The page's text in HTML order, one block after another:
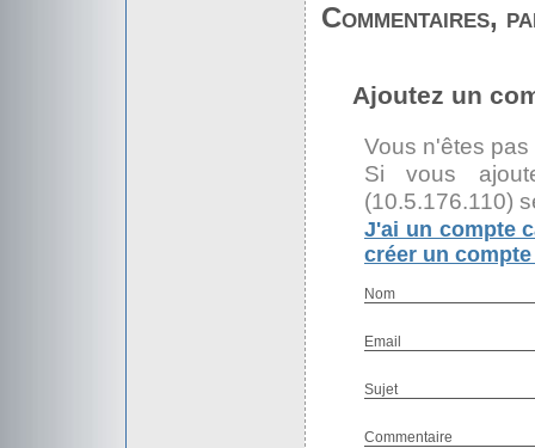
Commentaires,
Ajoutez un
Vous n'êtes
Si vous
(10.5.176.110)
J'ai un compte
créer un
Nom
Email
Sujet
Commentaire